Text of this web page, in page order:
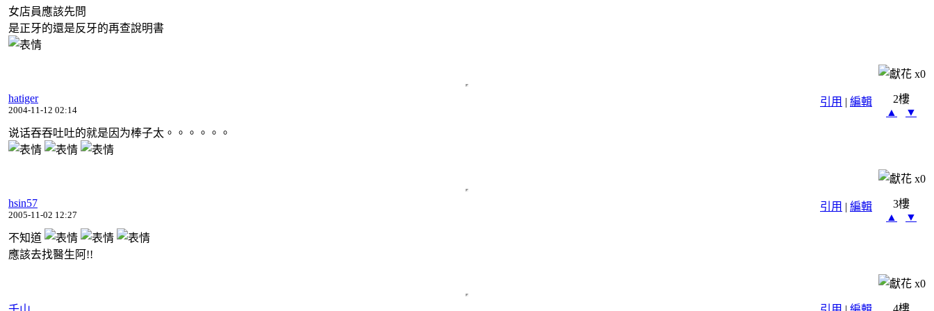
女店員應該先問
是正牙的還是反牙的再查說明書
x0
引用 | 編輯
hatiger
2004-11-12 02:14
2樓
▲
▼
说话吞吞吐吐的就是因为棒子太。。。。。。
x0
引用 | 編輯
hsin57
2005-11-02 12:27
3樓
▲
▼
不知道
應該去找醫生阿!!
x0
4樓